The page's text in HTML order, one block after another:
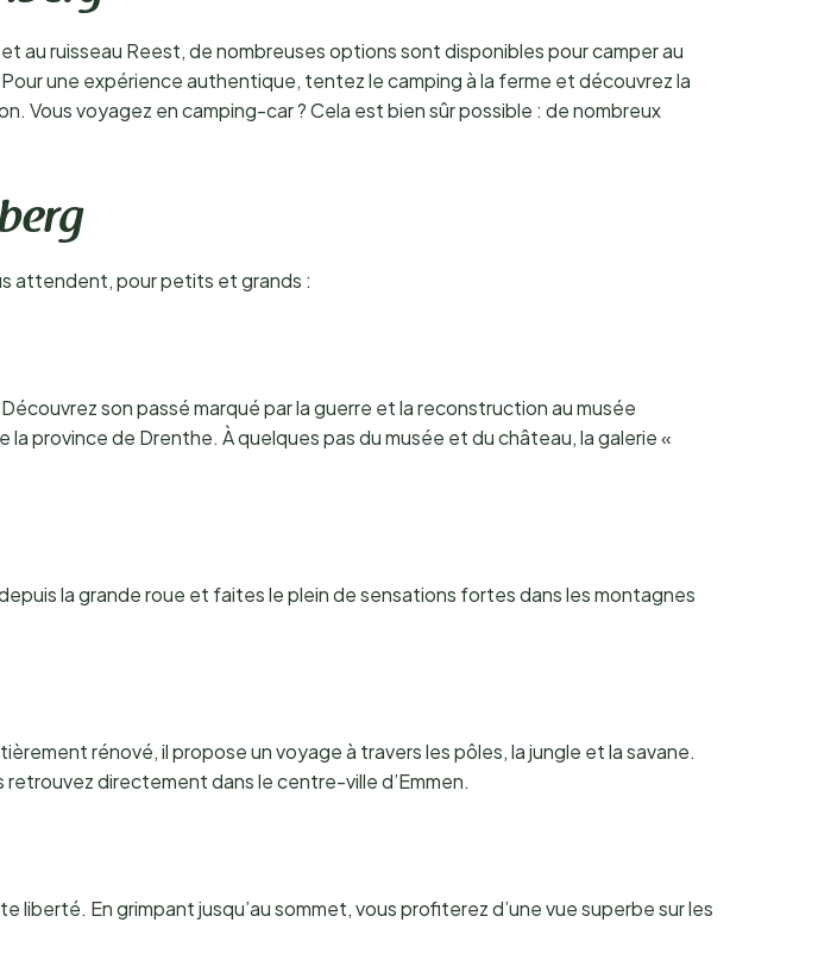
au ruisseau Reest, de nombreuses options sont disponibles pour camper au
une expérience authentique, tentez le camping à la ferme et découvrez la
Vous voyagez en camping-car ? Cela est bien sûr possible : de nombreux
attendent, pour petits et grands :
son passé marqué par la guerre et la reconstruction au musée
province de Drenthe. À quelques pas du musée et du château, la galerie «
la grande roue et faites le plein de sensations fortes dans les montagnes
rénové, il propose un voyage à travers les pôles, la jungle et la savane.
directement dans le centre-ville d’Emmen.
En grimpant jusqu’au sommet, vous profiterez d’une vue superbe sur les